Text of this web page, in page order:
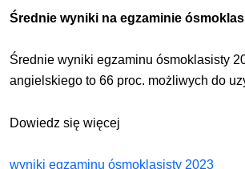
Średnie wyniki na egzaminie
Średnie wyniki egzaminu ósmoklasisty
angielskiego to 66 proc. możliwych do
Dowiedz się więcej
wyniki egzaminu ósmoklasisty 2023